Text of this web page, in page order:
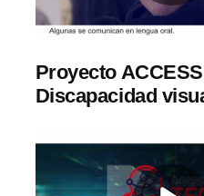
Proyecto
Discapacidad